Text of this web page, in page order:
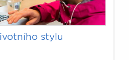
stylu